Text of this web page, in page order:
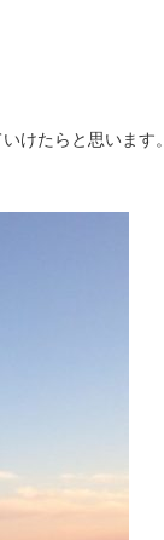
けたらと思います。